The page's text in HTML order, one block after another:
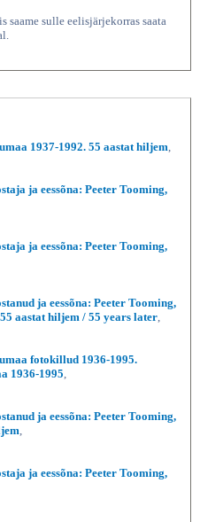
saame sulle eelisjärjekorras saata
1937-1992. 55 aastat hiljem,
ja eessõna: Peeter Tooming,
ja eessõna: Peeter Tooming,
ja eessõna: Peeter Tooming,
aastat hiljem / 55 years later,
fotokillud 1936-1995.
1936-1995,
ja eessõna: Peeter Tooming,
,
ja eessõna: Peeter Tooming,